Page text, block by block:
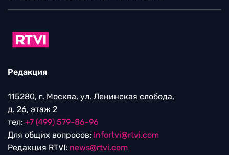
Редакция
115280, г. Москва, ул. Ленинская слобода,
д. 26, этаж 2
тел: +7 (499) 579-86-96
Для общих вопросов: Infortvi@rtvi.com
Редакция RTVI: news@rtvi.com